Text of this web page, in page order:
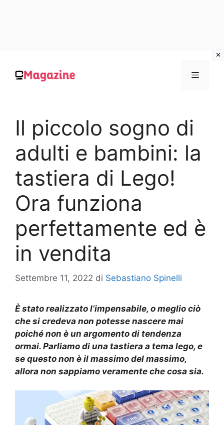
contenuto
MENU
Il piccolo sogno di
adulti e bambini: la
tastiera di Lego!
Ora funziona
perfettamente ed è
in vendita
Settembre 11, 2022 di Sebastiano Spinelli
È stato realizzato l’impensabile, o meglio ciò
che si credeva non potesse nascere mai
poiché non è un argomento di tendenza
ormai. Parliamo di una tastiera a tema lego, e
se questo non è il massimo del massimo,
allora non sappiamo veramente che cosa sia.